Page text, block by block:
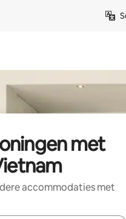
met
accommodaties met